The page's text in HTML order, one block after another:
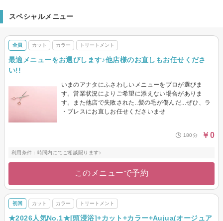
スペシャルメニュー
全員 カット カラー トリートメント
最適メニューをお選びします♪他店様のお直しもお任せくださ
い!!
いまのアナタにふさわしいメニューをプロが選びま
す。営業状況によりご希望に添えない場合がありま
す。また他店で失敗された..髪の毛が傷んだ...ぜひ、ラ
・ブレスにお直しお任せくださいませ
180分 ￥0
利用条件：時間内にてご相談賜ります♪
このメニューで予約
初回 カット カラー トリートメント
★2026人気No.1★[頭浸浴]+カット+カラー+Aujua(オージュア